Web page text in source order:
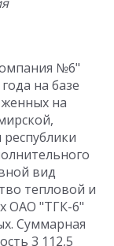
№6"
на базе
на
вид
тепловой и
ОАО "ТГК-6"
Суммарная
3 112,5